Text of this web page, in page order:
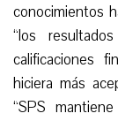
conocimientos
“los
calificaciones
hiciera más
“SPS